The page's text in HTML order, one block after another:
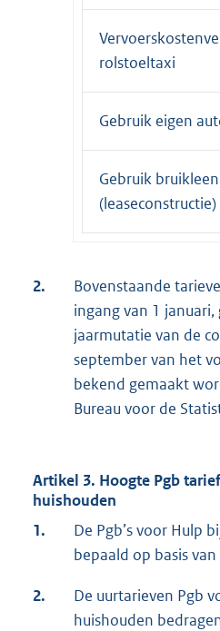
rolstoeltaxi
Gebruik eigen
Gebruik
(leaseconstructie)
2.
Bovenstaande
ingang van 1
jaarmutatie van de
september van het
bekend gemaakt
Bureau voor de
Artikel 3. Hoogte Pgb
huishouden
1.
De Pgb’s voor Hulp
bepaald op basis
2.
De uurtarieven Pgb
huishouden